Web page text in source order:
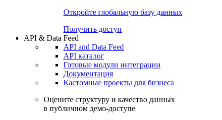
Откройте глобальную базу данных
Получить доступ
API & Data Feed
API and Data Feed
API каталог
Готовые модули интеграции
Документация
Кастомные проекты для бизнеса
Оцените структуру и качество данных
в публичном демо-доступе